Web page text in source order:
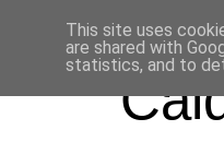
This site uses
are shared with
statistics, and to